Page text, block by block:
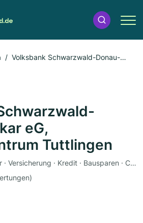
Volksbank Schwarzwald-Donau-
eG,
Tuttlingen
Bank · Immobilienmakler · Versicherung · Kredit · Bausparen · Coach